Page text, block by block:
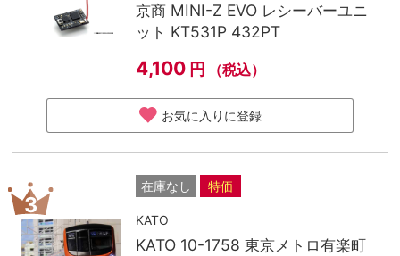
京商 MINI-Z EVO レシーバーユニ
ット KT531P 432PT
4,100 円 （税込）
お気に入りに登録
3
在庫なし 特価
KATO
KATO 10-1758 東京メトロ有楽町